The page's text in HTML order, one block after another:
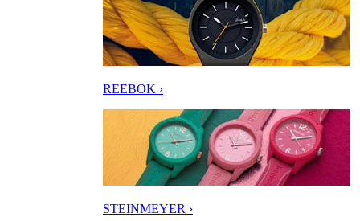
REEBOK ›
STEINMEYER ›